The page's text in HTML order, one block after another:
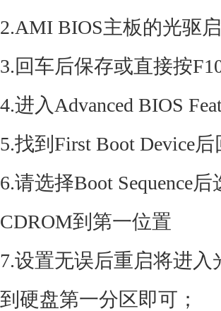
2.AMI BIOS主板的光驱
3.回车后保存或直接按
4.进入Advanced BIOS
5.找到First Boot Device
6.请选择Boot Sequence
CDROM到第一位置
7.设置无误后重启将进
到硬盘第一分区即可；